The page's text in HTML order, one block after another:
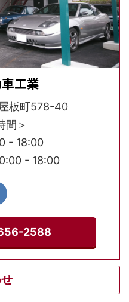
工業
板町578-40
間＞
- 18:00
- 18:00
2588